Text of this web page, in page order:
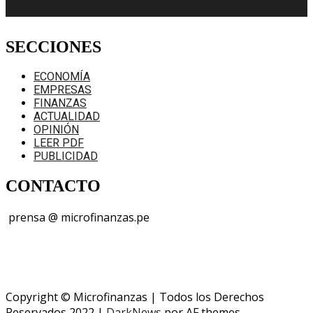
SECCIONES
ECONOMÍA
EMPRESAS
FINANZAS
ACTUALIDAD
OPINIÓN
LEER PDF
PUBLICIDAD
CONTACTO
prensa @ microfinanzas.pe
Copyright © Microfinanzas | Todos los Derechos